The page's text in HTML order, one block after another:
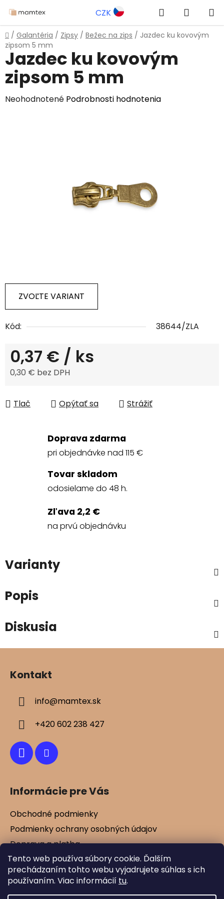
Tento web používa súbory cookie. Ďalším
prechádzaním tohto webu vyjadrujete súhlas s ich
používaním. Viac informácií tu.
na
obsah
CZK Hľadať
KOŠÍK
Domov
/ Galantéria / Zipsy / Bežec na zips / Jazdec ku kovovým
zipsom 5 mm
ZVOĽTE VARIANT
Kód: 38644/ZLA
0,37 € / ks
0,30 € bez DPH
Tlač
Opýtať sa Strážiť
Jazdec ku kovovým
zipsom 5 mm
Priemerné
Neohodnotené Podrobnosti hodnotenia
Doprava zdarma
pri objednávke nad 115 €
Tovar skladom
odosielame do 48 h.
Zľava 2,2 €
na prvú objednávku
Varianty
Popis
Diskusia
Kontakt
info@mamtex.sk
+420 602 238 427
Informácie pre Vás
Obchodné podmienky
Podmienky ochrany osobných údajov
Doprava a platba
Kontakty
Vernostné zľavy